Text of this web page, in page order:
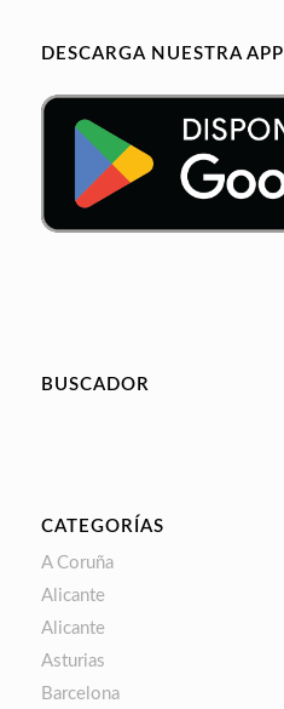
DESCARGA NUESTRA APP
BUSCADOR
CATEGORÍAS
A Coruña
Alicante
Alicante
Asturias
Barcelona